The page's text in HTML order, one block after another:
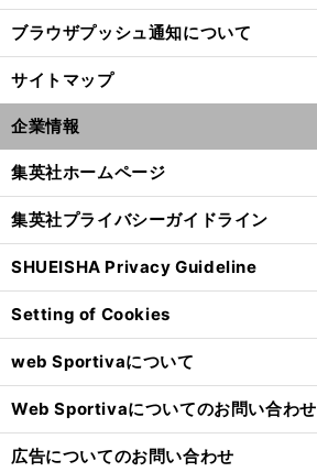
ブラウザプッシュ通知について
サイトマップ
企業情報
集英社ホームページ
集英社プライバシーガイドライン
SHUEISHA Privacy Guideline
Setting of Cookies
web Sportivaについて
Web Sportivaについてのお問い合わせ
広告についてのお問い合わせ